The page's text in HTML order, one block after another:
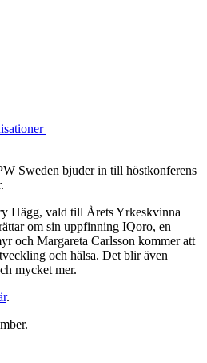
Sweden bjuder in till höstkonferens
Hägg, vald till Årets Yrkeskvinna
om sin uppfinning IQoro, en
och Margareta Carlsson kommer att
och hälsa. Det blir även
mycket mer.
.